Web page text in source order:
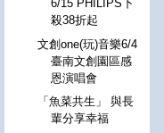
6/15 PHILIPS下
殺38折起
文創one(玩)音樂6/4
臺南文創園區感
恩演唱會
「魚菜共生」 與長
輩分享幸福